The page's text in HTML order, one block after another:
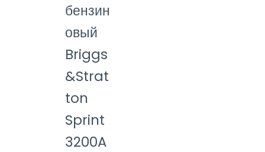
бензин
овый
Briggs
&Strat
ton
Sprint
3200A